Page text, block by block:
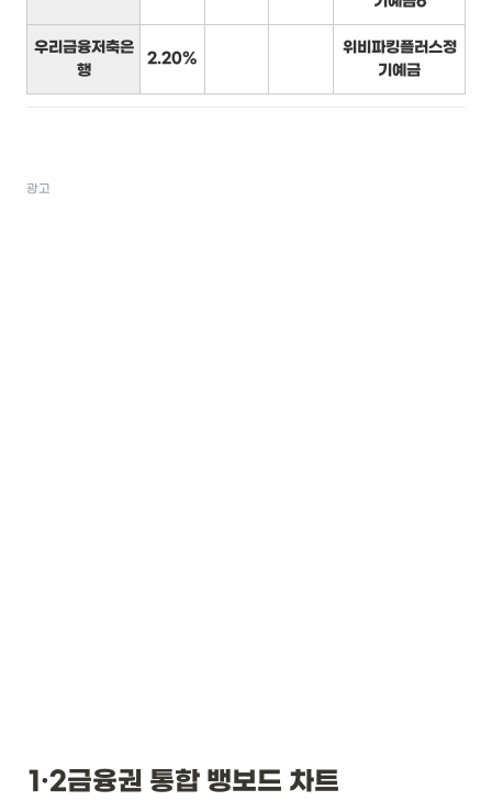
우리금융저축은
행
2.20%
위비파킹플러스정
기예금
광고
1·2금융권 통합 뱅보드 차트